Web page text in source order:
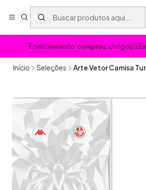
Envio Imediato, comprou, chegou :)
Início Seleções Arte Vetor Camisa